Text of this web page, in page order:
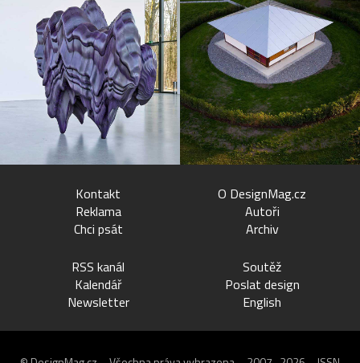
Kontakt
Reklama
Chci psát
O DesignMag.cz
Autoři
Archiv
RSS kanál
Kalendář
Newsletter
Soutěž
Poslat design
English